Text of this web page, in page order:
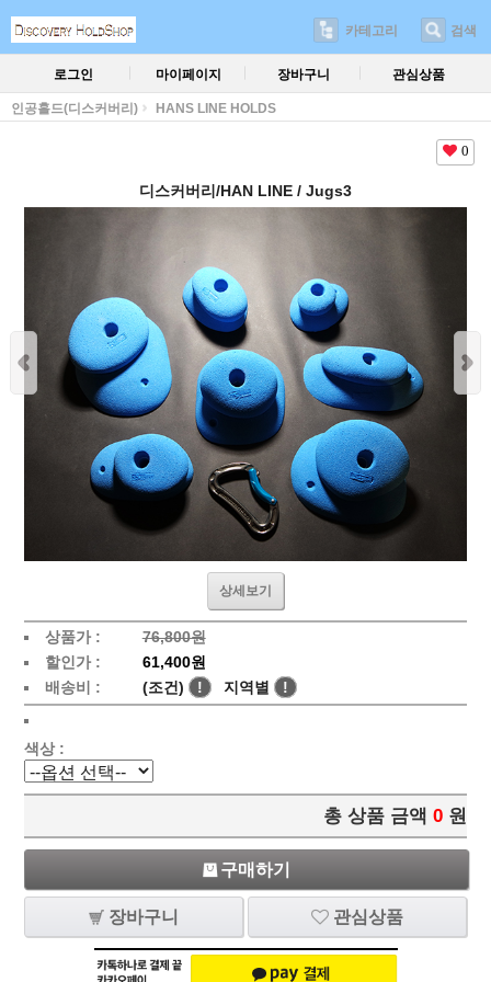
카테고리 검색
로그인 마이페이지 장바구니 관심상품
인공홀드(디스커버리) HANS LINE HOLDS
0
디스커버리/HAN LINE / Jugs3
상세보기
상품가 :
76,800원
할인가 :
61,400원
배송비 :
(조건) ! 지역별 !
색상 :
총 상품 금액 0 원
구매하기
장바구니 관심상품